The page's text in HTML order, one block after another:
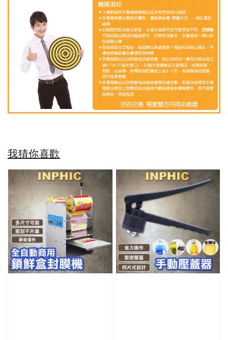
我猜你喜歡